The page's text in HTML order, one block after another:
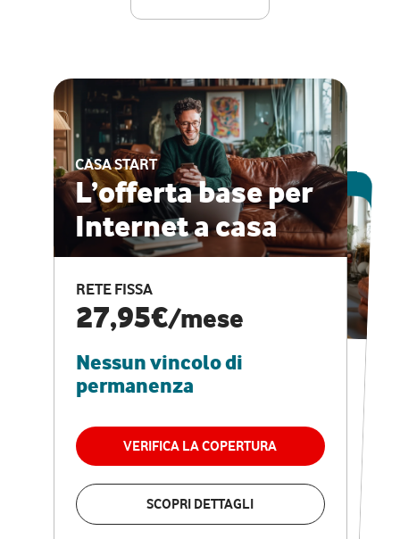
CASA START
L’offerta base per
Internet a casa
RETE FISSA
27,95€/mese
Nessun vincolo di
permanenza
VERIFICA LA COPERTURA
SCOPRI DETTAGLI
ESCLUSIVA ONLINE
CASA PRO
Internet veloce e
vantaggi speciali
RETE FISSA + VODAFONE CLUB
29,95€
permanenza
VERIFICA LA COPERTURA